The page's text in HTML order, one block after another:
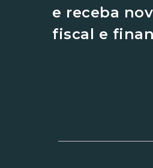
e receba
fiscal e